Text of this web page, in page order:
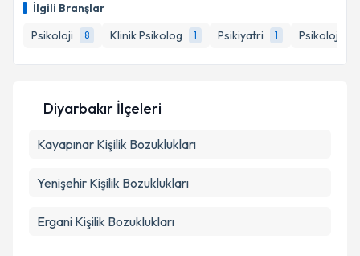
İlgili Branşlar
Psikoloji
8 Klinik Psikolog 1 Psikiyatri 1 Psikolojik
için bir takvim hazırlandığında e-posta ile
bilgilendireceğiz.
E-posta Adresiniz
Kişisel verilerimin işlenmesine ilişkin
kapsamda işlenmesini kabul ediyorum.
Takvim Talebini Gönder
Diyarbakır İlçeleri
Kayapınar Kişilik Bozuklukları
Yenişehir Kişilik Bozuklukları
Ergani Kişilik Bozuklukları